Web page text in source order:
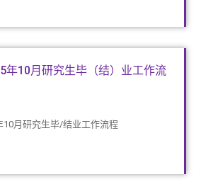
年10月研究生毕（结）业工作流
10月研究生毕/结业工作流程